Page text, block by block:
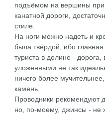
подъёмом на вершины
канатной дороги,
стиле.
На ноги можно надеть и
была твёрдой, ибо
туриста в долине -
уложенными не так
ничего более
камень.
Проводники рекомендуют
но, по-моему, джинсы - не